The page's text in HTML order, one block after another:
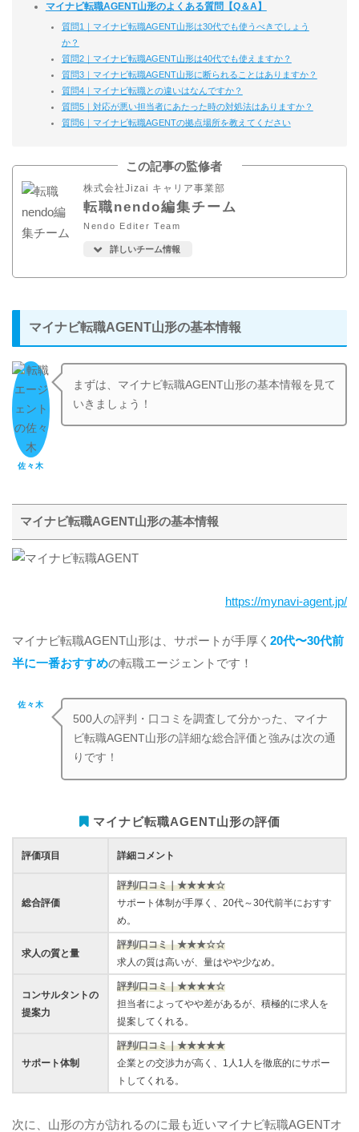
マイナビ転職AGENT山形のよくある質問【Q＆A】
質問1｜マイナビ転職AGENT山形は30代でも使うべきでしょう
か？
質問2｜マイナビ転職AGENT山形は40代でも使えますか？
質問3｜マイナビ転職AGENT山形に断られることはありますか？
質問4｜マイナビ転職との違いはなんですか？
質問5｜対応が悪い担当者にあたった時の対処法はありますか？
質問6｜マイナビ転職AGENTの拠点場所を教えてください
この記事の監修者
株式会社Jizai キャリア事業部
転職nendo編集チーム
Nendo Editer Team
詳しいチーム情報
マイナビ転職AGENT山形の基本情報
佐々木
まずは、マイナビ転職AGENT山形の基本情報を見て
いきましょう！
マイナビ転職AGENT山形の基本情報
https://mynavi-agent.jp/
マイナビ転職AGENT山形は、サポートが手厚く 20代〜30代前
半に一番おすすめの転職エージェントです！
佐々木
500人の評判・口コミを調査して分かった、マイナ
ビ転職AGENT山形の詳細な総合評価と強みは次の通
りです！
マイナビ転職AGENT山形の評価
評価項目 詳細コメント
総合評価
評判/口コミ｜★★★★☆
サポート体制が手厚く、20代～30代前半におすす
め。
求人の質と量
評判/口コミ｜★★★☆☆
求人の質は高いが、量はやや少なめ。
コンサルタントの
提案力
評判/口コミ｜★★★★☆
担当者によってやや差があるが、積極的に求人を
提案してくれる。
サポート体制
評判/口コミ｜★★★★★
企業との交渉力が高く、1人1人を徹底的にサポー
トしてくれる。
次に、山形の方が訪れるのに最も近いマイナビ転職AGENTオ